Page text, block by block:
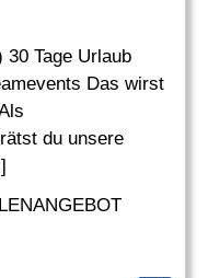
Tage Urlaub
Das wirst
du unsere